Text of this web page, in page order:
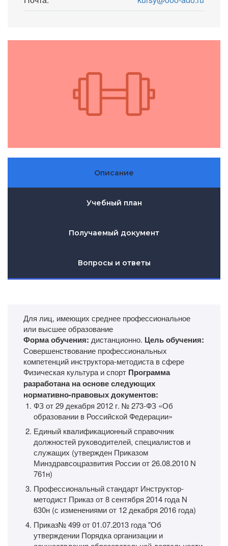
Описание
Учебный план
Получаемый документ
Вопросы и ответы
Для лиц, имеющих среднее профессиональное
или высшее образование
Форма обучения: дистанционно. Цель обучения:
Совершенствование профессиональных
компетенций инструктора-методиста в сфере
Физическая культура и спорт Программа
разработана на основе следующих
нормативно-правовых документов:
ФЗ от 29 декабря 2012 г. № 273-ФЗ «Об
образовании в Российской Федерации»
Единый квалификационный справочник
должностей руководителей, специалистов и
служащих (утвержден Приказом
Минздравсоцразвития России от 26.08.2010 N
761н)
Профессиональный стандарт Инструктор-
методист Приказ от 8 сентября 2014 года N
630н (с изменениями от 12 декабря 2016 года)
Приказ№ 499 от 01.07.2013 года "Об
утверждении Порядка организации и